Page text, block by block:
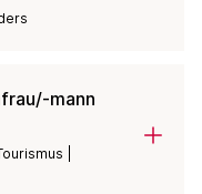
mann
|